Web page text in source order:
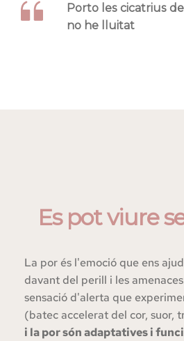
Porto les cicatrius
no he lluitat
Es pot viure
La por és l'emoció que ens
davant del perill i les
sensació d'alerta que
(batec accelerat del cor, suor,
i la por són adaptatives i